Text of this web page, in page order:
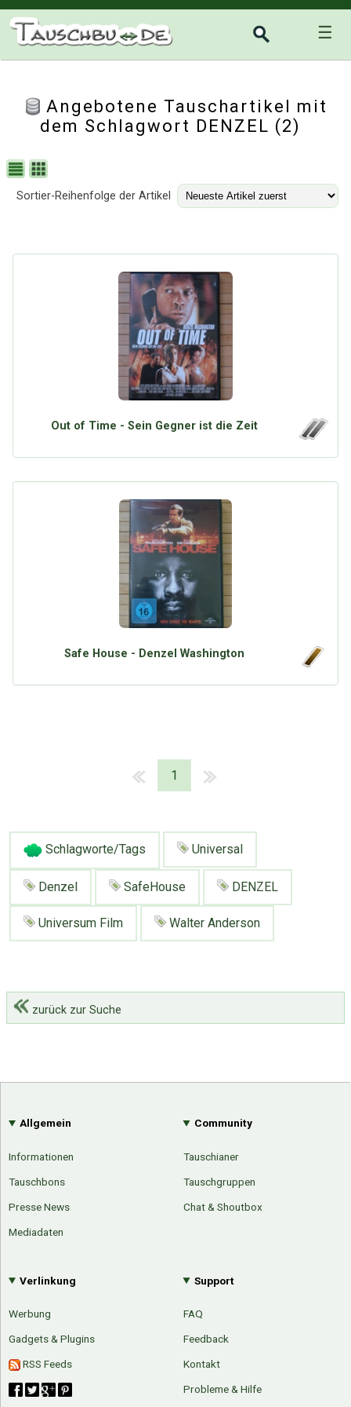
☰
Angebotene Tauschartikel mit
dem Schlagwort DENZEL (2)
Sortier-Reihenfolge der Artikel
Out of Time - Sein Gegner ist die Zeit
Safe House - Denzel Washington
1
Schlagworte/Tags Universal
Denzel SafeHouse DENZEL
Universum Film Walter Anderson
zurück zur Suche
Allgemein
Informationen
Tauschbons
Presse News
Mediadaten
Community
Tauschianer
Tauschgruppen
Chat & Shoutbox
Verlinkung
Werbung
Gadgets & Plugins
RSS Feeds
Support
FAQ
Feedback
Kontakt
Probleme & Hilfe